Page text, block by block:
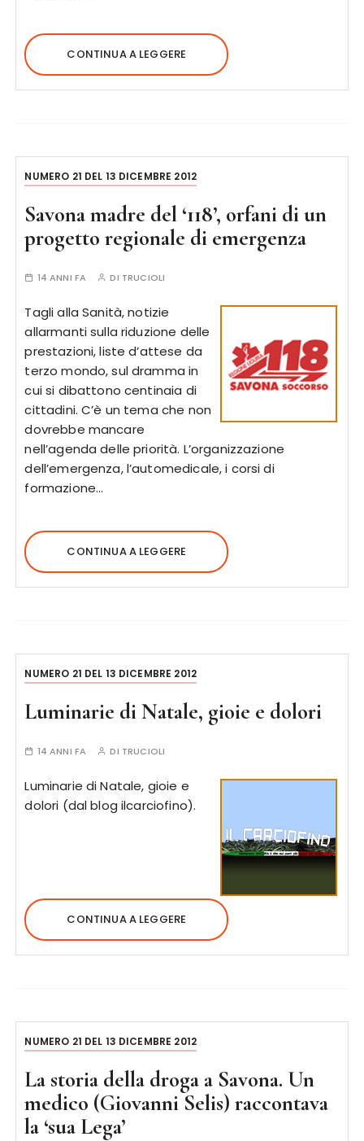
CONTINUA A LEGGERE
NUMERO 21 DEL 13 DICEMBRE 2012
Savona madre del ‘118’, orfani di un
progetto regionale di emergenza
14 ANNI FA DI TRUCIOLI
Tagli alla Sanità, notizie
allarmanti sulla riduzione delle
prestazioni, liste d’attese da
terzo mondo, sul dramma in
cui si dibattono centinaia di
cittadini. C’è un tema che non
dovrebbe mancare
nell’agenda delle priorità. L’organizzazione
dell’emergenza, l’automedicale, i corsi di
formazione…
CONTINUA A LEGGERE
NUMERO 21 DEL 13 DICEMBRE 2012
Luminarie di Natale, gioie e dolori
14 ANNI FA DI TRUCIOLI
Luminarie di Natale, gioie e
dolori (dal blog ilcarciofino).
CONTINUA A LEGGERE
NUMERO 21 DEL 13 DICEMBRE 2012
La storia della droga a Savona. Un
medico (Giovanni Selis) raccontava
la ‘sua Lega’